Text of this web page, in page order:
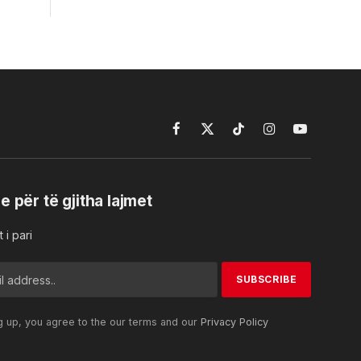
Facebook
X
TikTokInstagramYouTube
për të gjitha lajmet
i pari
up, you agree to the our terms and our Privacy Policy